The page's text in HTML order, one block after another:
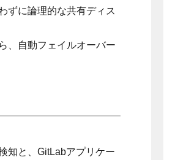
ずに論理的な共有ディス
、自動フェイルオーバー
知と、GitLabアプリケー